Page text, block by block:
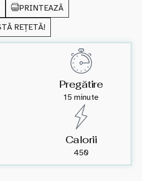
PRINTEAZĂ
REȚETĂ!
Pregătire
15 minute
Calorii
450